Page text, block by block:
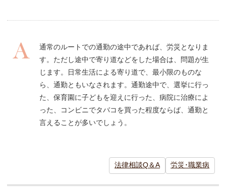
通常のルートでの通勤の途中であれば、労災となりま
す。ただし途中で寄り道などをした場合は、問題が生
じます。日常生活による寄り道で、最小限のものな
ら、通勤ともいなされます。通勤途中で、選挙に行っ
た、保育園に子どもを迎えに行った、病院に治療によ
った、コンビニでタバコを買った程度ならば、通勤と
言えることが多いでしょう。
法律相談Q＆A 労災･職業病